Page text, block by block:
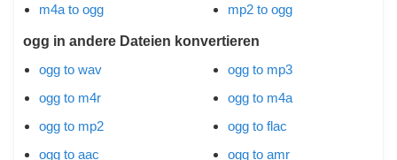
m4a to ogg
mp2 to ogg
ogg in andere Dateien konvertieren
ogg to wav
ogg to m4r
ogg to mp2
ogg to aac
ogg to mp3
ogg to m4a
ogg to flac
ogg to amr